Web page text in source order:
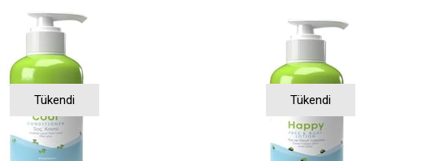
Tükendi Tükendi